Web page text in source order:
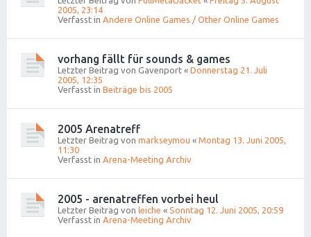
2005, 23:14
Verfasst in Andere Online Games / Other Online Games
vorhang fällt für sounds & games
Letzter Beitrag von Gavenport « Donnerstag 21. Juli
2005, 12:35
Verfasst in Beiträge bis 2005
2005 Arenatreff
Letzter Beitrag von markseymou « Montag 13. Juni 2005,
11:30
Verfasst in Arena-Meeting Archiv
2005 - arenatreffen vorbei heul
Letzter Beitrag von leiche « Sonntag 12. Juni 2005, 20:59
Verfasst in Arena-Meeting Archiv